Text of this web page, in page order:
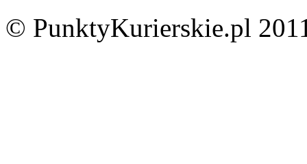
© PunktyKurierskie.pl